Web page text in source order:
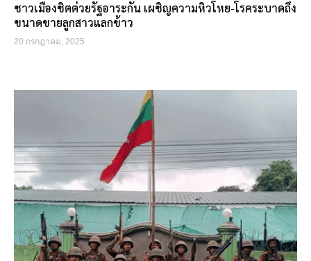
ชาวเมืองชิตต่วยรัฐอาระกัน เผชิญความหิวโหย-โรคระบาดถึง
ขนาดขายลูกสาวแลกข้าว
20 กรกฎาคม, 2025